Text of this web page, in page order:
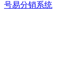
号易分销系统